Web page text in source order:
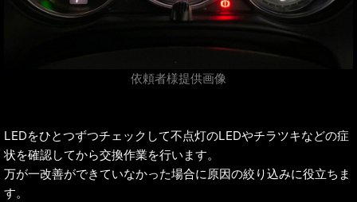
依頼者様提供画像
LEDをひとつずつチェックして不点灯のLEDやチラツキなどの症
状を確認してから交換作業を行います。
万が一改善ができていなかった場合に原因の絞り込みに役立ちま
す。